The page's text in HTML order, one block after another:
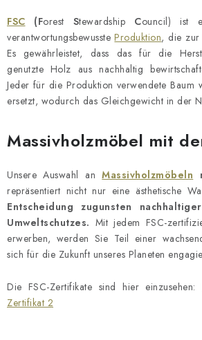
FSC (Forest Stewardship Council) ist
verantwortungsbewussteProduktion, die zur
Es gewährleistet, dass das für die
genutzte Holz aus nachhaltig
Jeder für die Produktion verwendete Baum
ersetzt, wodurch das Gleichgewicht in der
Massivholzmöbel mit
Unsere Auswahl anMassivholzmöbeln
repräsentiert nicht nur eine ästhetische
Entscheidung zugunsten
Umweltschutzes. Mit jedem FSC-
erwerben, werden Sie Teil einer
sich für die Zukunft unseres Planeten
Die FSC-Zertifikate sind hier einzusehen:
Zertifikat 2